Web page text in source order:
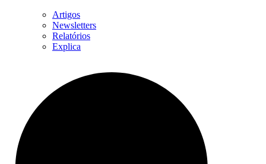
Artigos
Newsletters
Relatórios
Explica